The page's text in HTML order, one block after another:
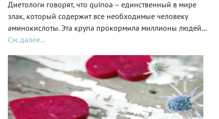
Диетологи говорят, что quinoa – единственный в мире
злак, который содержит все необходимые человеку
аминокислоты. Эта крупа прокормила миллионы людей...
См. далее...